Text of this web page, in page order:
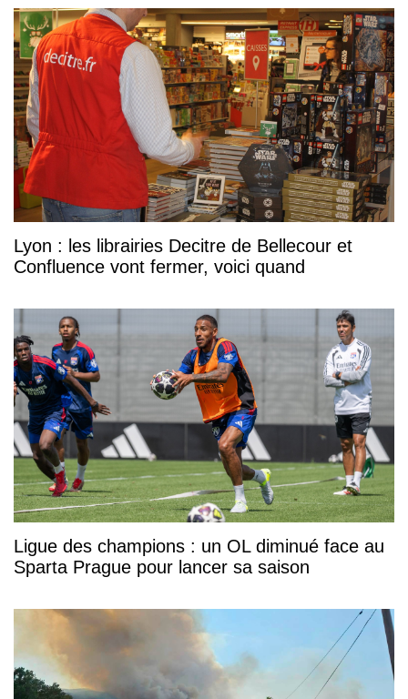
Lyon : les librairies Decitre de Bellecour et
Confluence vont fermer, voici quand
Ligue des champions : un OL diminué face au
Sparta Prague pour lancer sa saison